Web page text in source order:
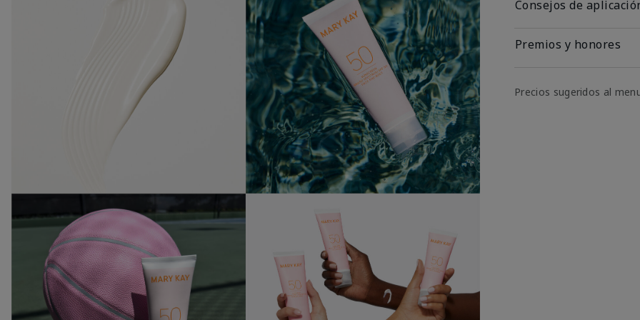
Consejos de
Premios y honores
Precios sugeridos al